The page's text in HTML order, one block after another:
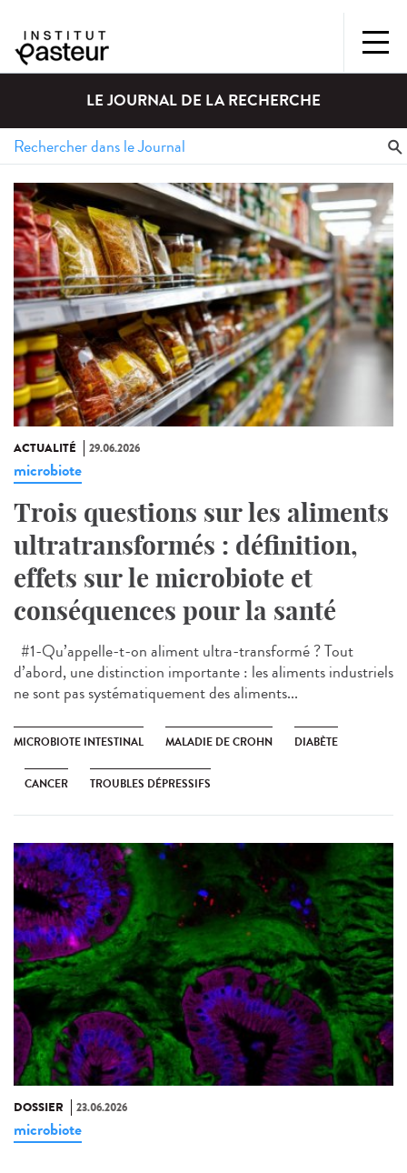
LE JOURNAL DE LA RECHERCHE
ACTUALITÉ 29.06.2026
microbiote
Trois questions sur les aliments
ultratransformés : définition,
effets sur le microbiote et
conséquences pour la santé
#1-Qu’appelle-t-on aliment ultra-transformé ? Tout
d’abord, une distinction importante : les aliments industriels
ne sont pas systématiquement des aliments...
MICROBIOTE INTESTINAL MALADIE DE CROHN DIABÈTE
CANCER TROUBLES DÉPRESSIFS
DOSSIER 23.06.2026
microbiote